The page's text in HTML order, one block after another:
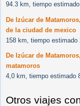
94.3 km, tiempo
De Izúcar de
de la ciudad de mexico
158 km, tiempo estimado
De Izúcar de
matamoros
4,0 km, tiempo estimado
Otros viajes